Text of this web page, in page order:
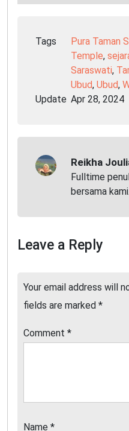
Tags Pura Taman
Temple,
Saraswati,
Ubud, Ubud,
Update Apr 28, 2024
Reikha
Fulltime
bersama kami.
Leave a Reply
Your email address will
fields are marked *
Comment *
Name *